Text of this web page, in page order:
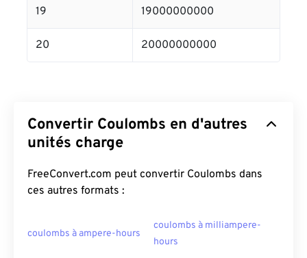
19 19000000000
20 20000000000
Convertir Coulombs en d'autres
unités charge
FreeConvert.com peut convertir Coulombs dans
ces autres formats :
coulombs à ampere-hours
coulombs à milliampere-
hours